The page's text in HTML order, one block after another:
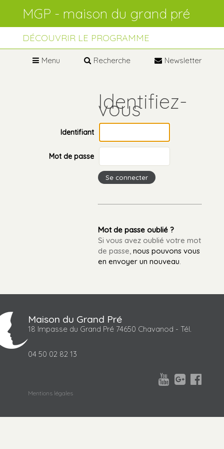
Aller
navigation
personnels
DÉCOUVRIR LE PROGRAMME
Menu Recherche Newsletter
Identifiant
Mot de passe
Mot de passe oublié ?
Si vous avez oublié votre mot
de passe,nous pouvons vous
en envoyer un nouveau.
Maison du Grand Pré
18 Impasse du Grand Pré 74650 Chavanod - Tél.
04 50 02 82 13



Mentions légales